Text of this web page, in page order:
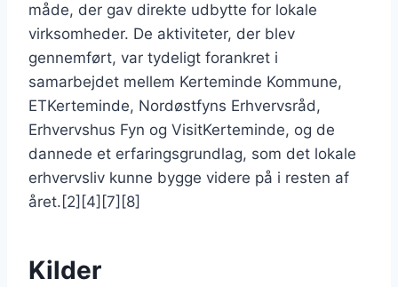
måde, der gav direkte udbytte for lokale
virksomheder. De aktiviteter, der blev
gennemført, var tydeligt forankret i
samarbejdet mellem Kerteminde Kommune,
ETKerteminde, Nordøstfyns Erhvervsråd,
Erhvervshus Fyn og VisitKerteminde, og de
dannede et erfaringsgrundlag, som det lokale
erhvervsliv kunne bygge videre på i resten af
året.[2][4][7][8]
Kilder